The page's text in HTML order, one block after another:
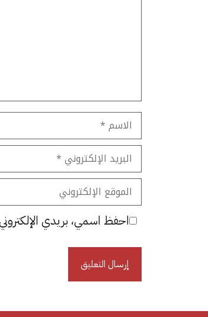
الاسم
البريد
الإلكتروني
الموقع
الإلكتروني
احفظ اسمي، بريدي